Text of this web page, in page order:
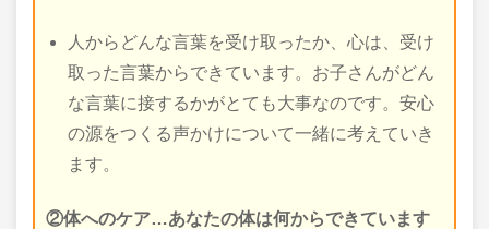
人からどんな言葉を受け取ったか、心は、受け
取った言葉からできています。お子さんがどん
な言葉に接するかがとても大事なのです。安心
の源をつくる声かけについて一緒に考えていき
ます。
②体へのケア…あなたの体は何からできています